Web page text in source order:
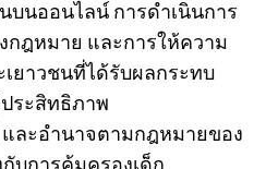
บนออนไลน์ การดำเนินการ
กฎหมาย และการให้ความ
เยาวชนที่ได้รับผลกระทบ
ระสิทธิภาพ
ละอำนาจตามกฎหมายของ
บการคุ้มครองเด็ก